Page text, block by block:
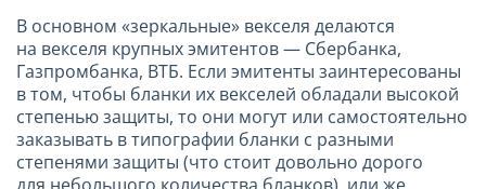
В основном «зеркальные» векселя делаются
на векселя крупных эмитентов — Сбербанка,
Газпромбанка, ВТБ. Если эмитенты заинтересованы
в том, чтобы бланки их векселей обладали высокой
степенью защиты, то они могут или самостоятельно
заказывать в типографии бланки с разными
степенями защиты (что стоит довольно дорого